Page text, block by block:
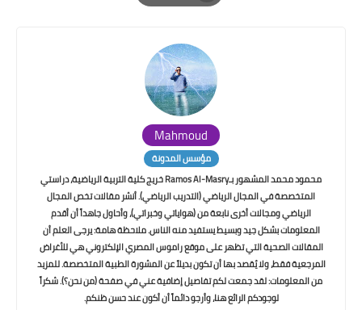
Print
Mahmoud
مؤسس المدونة
محمود محمد المشهور بـRamos Al-Masry خريج كلية التربية الرياضية، دراستي
المتخصصة في المجال الرياضي (التدريب الرياضي). أنشر مقالات تخص المجال
الرياضي ومجالات أخرى نابعة من (هواياتي وخبراتي)، وأحاول جاهداً أن أقدم
المعلومات بشكل جيد وبسيط يستفيد منه الناس. ملاحظة هامة: يرجى العلم أن
المقالات الصحية التي تظهر على موقع راموس المصري الإلكتروني هي للأغراض
المرجعية فقط، ولا يُقصد بها أن تكون بديلاً عن المشورة الطبية المتخصصة. للمزيد
من المعلومات: لقد جمعت لكم تفاصيل إضافية عني في صفحة (من نحن؟). شكراً
لوجودكم الرائع هنا، وأرجو دائماً أن أكون عند حسن ظنكم.